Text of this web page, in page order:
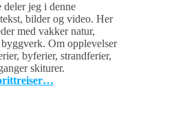
deler jeg i denne
bilder og video. Her
med vakker natur,
Om opplevelser
byferier, strandferier,
skiturer.